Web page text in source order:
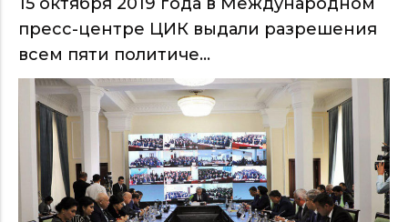
пресс-центре ЦИК выдали разрешения
всем пяти политиче...